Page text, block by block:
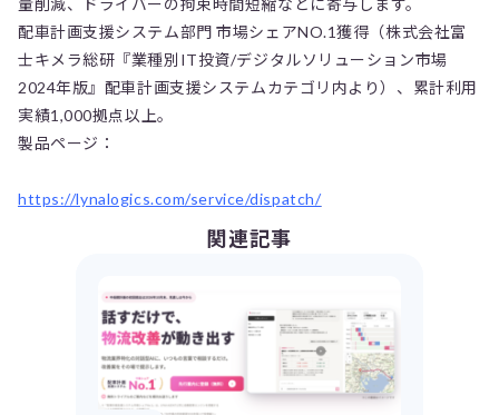
配車計画支援システム部門 市場シェアNO.1獲得（株式会社富
士キメラ総研『業種別IT投資/デジタルソリューション市場
2024年版』配車計画支援システムカテゴリ内より）、累計利用
実績1,000拠点以上。
製品ページ：
https://lynalogics.com/service/dispatch/
関連記事